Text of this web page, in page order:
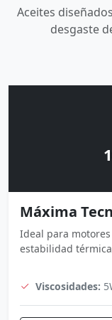
Aceites
desgaste
Máxima
Ideal para
estabilidad
Viscosidades: